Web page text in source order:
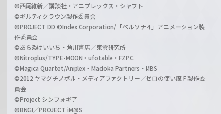
©西尾維新／講談社・アニプレックス・シャフト
©ギルティクラウン製作委員会
©PROJECT DD ©Index Corporation/「ペルソナ４」アニメーション製
作委員会
©あらゐけいいち・角川書店／東雲研究所
©Nitroplus/TYPE-MOON・ufotable・FZPC
©Magica Quartet/Aniplex・Madoka Partners・MBS
©2012 ヤマグチノボル・メディアファクトリー／ゼロの使い魔Ｆ製作委
員会
©Project シンフォギア
©BNGI／PROJECT iM@S